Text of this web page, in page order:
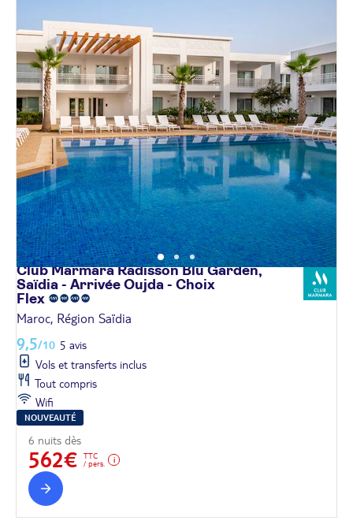
Club Marmara Radisson Blu Garden,
Saïdia - Arrivée Oujda - Choix
Flex
Maroc, Région Saïdia
9,5/10 5 avis
Vols et transferts inclus
Tout compris
Wifi
NOUVEAUTÉ
6 nuits dès
562€
TTC
/ pers.